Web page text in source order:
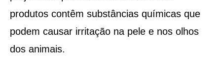
produtos contêm substâncias químicas que
podem causar irritação na pele e nos olhos
dos animais.